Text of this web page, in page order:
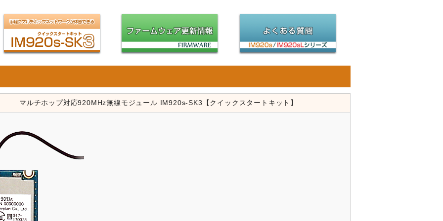
マルチホップ対応920MHz無線モジュール IM920s-SK3【クイックスタートキット】